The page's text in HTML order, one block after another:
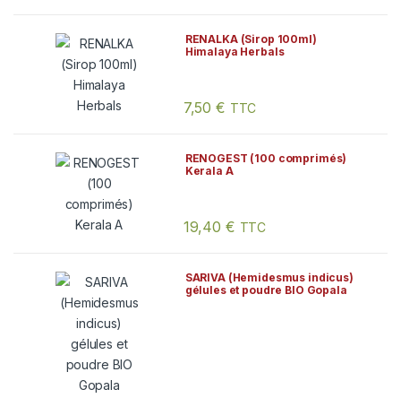
RENALKA (Sirop 100ml)
Himalaya Herbals
7,50 € TTC
RENOGEST (100 comprimés)
Kerala A
19,40 € TTC
SARIVA (Hemidesmus indicus)
gélules et poudre BIO Gopala